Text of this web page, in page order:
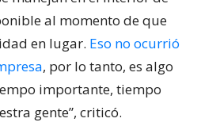
al momento de que
en lugar. Eso no ocurrió
, por lo tanto, es algo
importante, tiempo
gente”, criticó.